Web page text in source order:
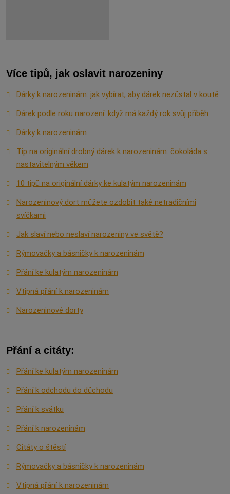
Více tipů, jak oslavit narozeniny
Dárky k narozeninám: jak vybírat, aby dárek nezůstal v koutě
Dárek podle roku narození: když má každý rok svůj příběh
Dárky k narozeninám
Tip na originální drobný dárek k narozeninám: čokoláda s
nastavitelným věkem
10 tipů na originální dárky ke kulatým narozeninám
Narozeninový dort můžete ozdobit také netradičními
svíčkami
Jak slaví nebo neslaví narozeniny ve světě?
Rýmovačky a básničky k narozeninám
Přání ke kulatým narozeninám
Vtipná přání k narozeninám
Narozeninové dorty
Přání a citáty:
Přání ke kulatým narozeninám
Přání k odchodu do důchodu
Přání k svátku
Přání k narozeninám
Citáty o štěstí
Rýmovačky a básničky k narozeninám
Vtipná přání k narozeninám